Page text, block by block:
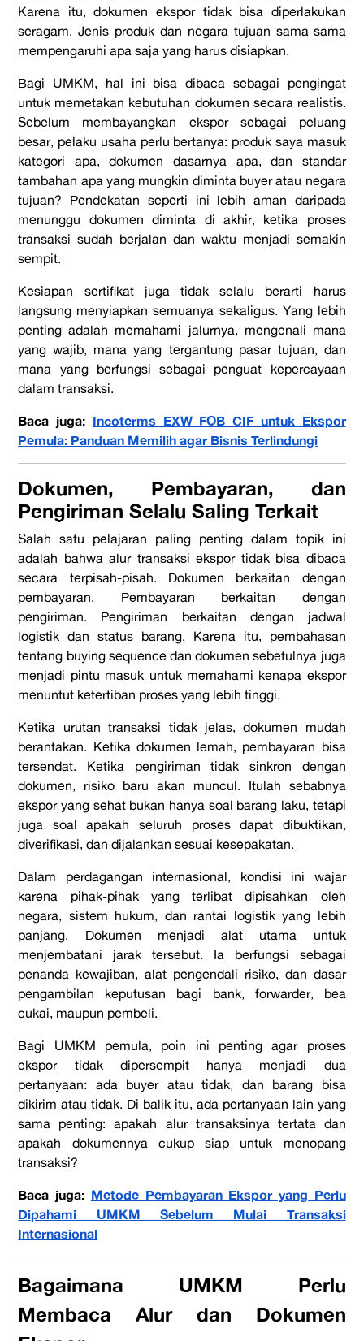
Karena itu, dokumen ekspor tidak bisa diperlakukan
seragam. Jenis produk dan negara tujuan sama-sama
mempengaruhi apa saja yang harus disiapkan.
Bagi UMKM, hal ini bisa dibaca sebagai pengingat
untuk memetakan kebutuhan dokumen secara realistis.
Sebelum membayangkan ekspor sebagai peluang
besar, pelaku usaha perlu bertanya: produk saya masuk
kategori apa, dokumen dasarnya apa, dan standar
tambahan apa yang mungkin diminta buyer atau negara
tujuan? Pendekatan seperti ini lebih aman daripada
menunggu dokumen diminta di akhir, ketika proses
transaksi sudah berjalan dan waktu menjadi semakin
sempit.
Kesiapan sertifikat juga tidak selalu berarti harus
langsung menyiapkan semuanya sekaligus. Yang lebih
penting adalah memahami jalurnya, mengenali mana
yang wajib, mana yang tergantung pasar tujuan, dan
mana yang berfungsi sebagai penguat kepercayaan
dalam transaksi.
Baca juga: Incoterms EXW FOB CIF untuk Ekspor
Pemula: Panduan Memilih agar Bisnis Terlindungi
Dokumen, Pembayaran, dan
Pengiriman Selalu Saling Terkait
Salah satu pelajaran paling penting dalam topik ini
adalah bahwa alur transaksi ekspor tidak bisa dibaca
secara terpisah-pisah. Dokumen berkaitan dengan
pembayaran. Pembayaran berkaitan dengan
pengiriman. Pengiriman berkaitan dengan jadwal
logistik dan status barang. Karena itu, pembahasan
tentang buying sequence dan dokumen sebetulnya juga
menjadi pintu masuk untuk memahami kenapa ekspor
menuntut ketertiban proses yang lebih tinggi.
Ketika urutan transaksi tidak jelas, dokumen mudah
berantakan. Ketika dokumen lemah, pembayaran bisa
tersendat. Ketika pengiriman tidak sinkron dengan
dokumen, risiko baru akan muncul. Itulah sebabnya
ekspor yang sehat bukan hanya soal barang laku, tetapi
juga soal apakah seluruh proses dapat dibuktikan,
diverifikasi, dan dijalankan sesuai kesepakatan.
Dalam perdagangan internasional, kondisi ini wajar
karena pihak-pihak yang terlibat dipisahkan oleh
negara, sistem hukum, dan rantai logistik yang lebih
panjang. Dokumen menjadi alat utama untuk
menjembatani jarak tersebut. Ia berfungsi sebagai
penanda kewajiban, alat pengendali risiko, dan dasar
pengambilan keputusan bagi bank, forwarder, bea
cukai, maupun pembeli.
Bagi UMKM pemula, poin ini penting agar proses
ekspor tidak dipersempit hanya menjadi dua
pertanyaan: ada buyer atau tidak, dan barang bisa
dikirim atau tidak. Di balik itu, ada pertanyaan lain yang
sama penting: apakah alur transaksinya tertata dan
apakah dokumennya cukup siap untuk menopang
transaksi?
Baca juga: Metode Pembayaran Ekspor yang Perlu
Dipahami UMKM Sebelum Mulai Transaksi
Internasional
Bagaimana UMKM Perlu
Membaca Alur dan Dokumen